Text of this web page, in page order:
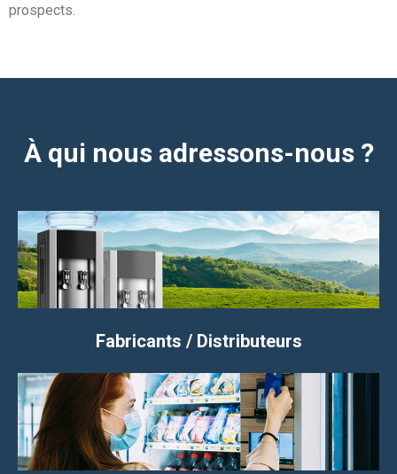
prospects.
À qui nous adressons-nous ?
Fabricants / Distributeurs